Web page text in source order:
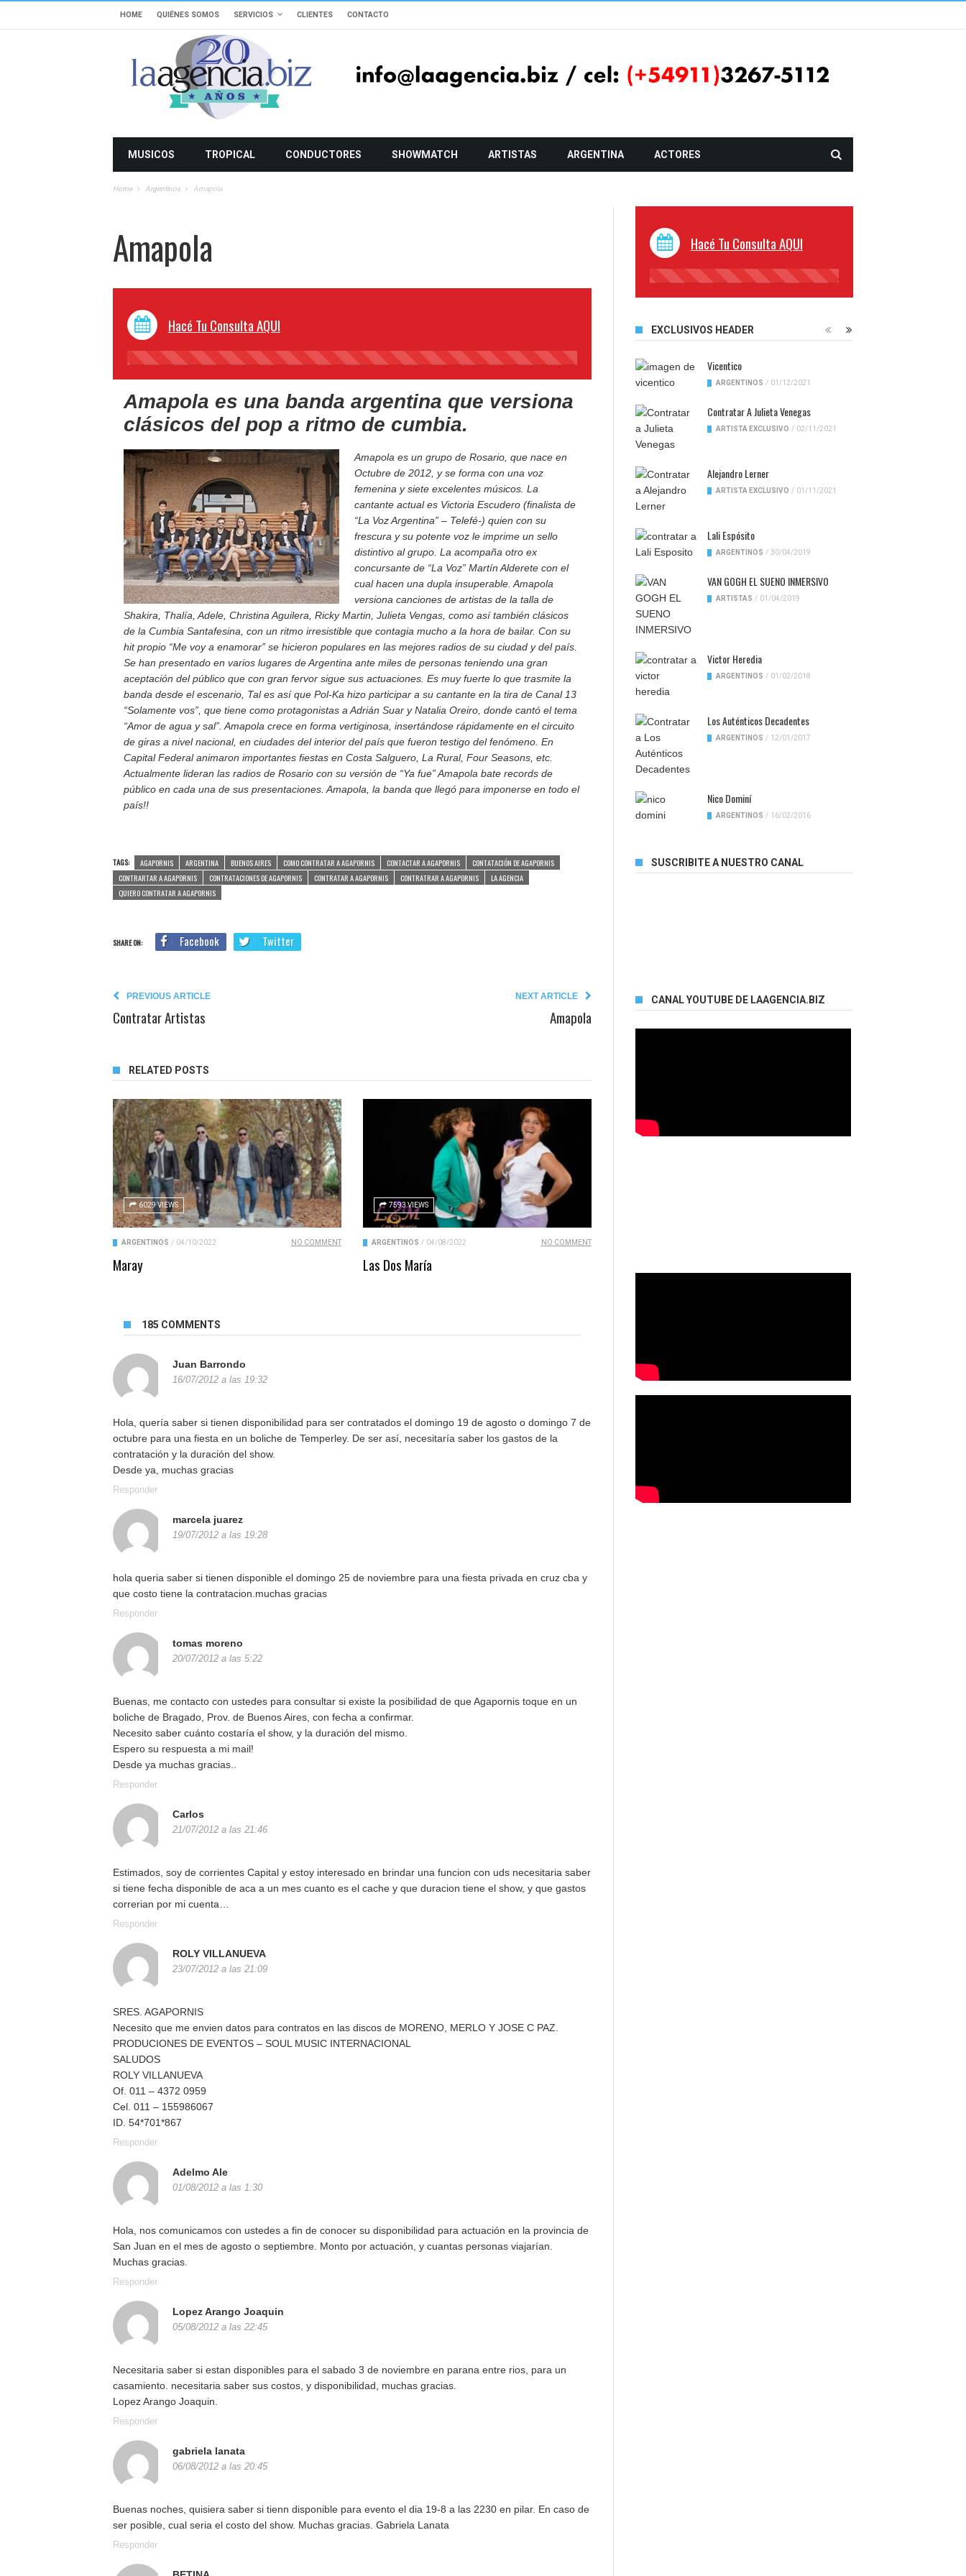
HOME QUIÉNES SOMOS SERVICIOS CLIENTES CONTACTO
MUSICOS TROPICAL CONDUCTORES SHOWMATCH ARTISTAS ARGENTINA ACTORES
Home Argentinos Amapola
Amapola
Hacé Tu Consulta AQUI
45%
Amapola es una banda argentina que versiona
clásicos del pop a ritmo de cumbia.
Amapola es un grupo de Rosario, que nace en
Octubre de 2012, y se forma con una voz
femenina y siete excelentes músicos. La
cantante actual es Victoria Escudero (finalista de
“La Voz Argentina” – Telefé-) quien con su
frescura y su potente voz le imprime un sello
distintivo al grupo. La acompaña otro ex
concursante de “La Voz” Martín Alderete con el
cual hacen una dupla insuperable. Amapola
versiona canciones de artistas de la talla de
Shakira, Thalía, Adele, Christina Aguilera, Ricky Martin, Julieta Vengas, como así también clásicos
de la Cumbia Santafesina, con un ritmo irresistible que contagia mucho a la hora de bailar. Con su
hit propio “Me voy a enamorar” se hicieron populares en las mejores radios de su ciudad y del país.
Se han presentado en varios lugares de Argentina ante miles de personas teniendo una gran
aceptación del público que con gran fervor sigue sus actuaciones. Es muy fuerte lo que trasmite la
banda desde el escenario, Tal es así que Pol-Ka hizo participar a su cantante en la tira de Canal 13
“Solamente vos”, que tiene como protagonistas a Adrián Suar y Natalia Oreiro, donde cantó el tema
“Amor de agua y sal”. Amapola crece en forma vertiginosa, insertándose rápidamente en el circuito
de giras a nivel nacional, en ciudades del interior del país que fueron testigo del fenómeno. En
Capital Federal animaron importantes fiestas en Costa Salguero, La Rural, Four Seasons, etc.
Actualmente lideran las radios de Rosario con su versión de “Ya fue” Amapola bate records de
público en cada una de sus presentaciones. Amapola, la banda que llegó para imponerse en todo el
país!!
TAGS: AGAPORNIS ARGENTINA BUENOS AIRES COMO CONTRATAR A AGAPORNIS CONTACTAR A AGAPORNIS
CONTATACIÓN DE AGAPORNIS
CONTRARTAR A AGAPORNIS
CONTRATACIONES DE AGAPORNIS CONTRATAR A AGAPORNIS CONTRATRAR A AGAPORNIS
LA AGENCIA
QUIERO CONTRATAR A AGAPORNIS
SHARE ON: Facebook Twitter
PREVIOUS ARTICLE
Contratar Artistas
NEXT ARTICLE
Amapola
RELATED POSTS
6029 VIEWS
ARGENTINOS / 04/10/2022 NO COMMENT
Maray
7593 VIEWS
ARGENTINOS / 04/08/2022 NO COMMENT
Las Dos María
185 COMMENTS
Juan Barrondo
16/07/2012 a las 19:32
Hola, quería saber si tienen disponibilidad para ser contratados el domingo 19 de agosto o domingo 7 de
octubre para una fiesta en un boliche de Temperley. De ser así, necesitaría saber los gastos de la
contratación y la duración del show.
Desde ya, muchas gracias
Responder
marcela juarez
19/07/2012 a las 19:28
hola queria saber si tienen disponible el domingo 25 de noviembre para una fiesta privada en cruz cba y
que costo tiene la contratacion.muchas gracias
Responder
tomas moreno
20/07/2012 a las 5:22
Buenas, me contacto con ustedes para consultar si existe la posibilidad de que Agapornis toque en un
boliche de Bragado, Prov. de Buenos Aires, con fecha a confirmar.
Necesito saber cuánto costaría el show, y la duración del mismo.
Espero su respuesta a mi mail!
Desde ya muchas gracias..
Responder
Carlos
21/07/2012 a las 21:46
Estimados, soy de corrientes Capital y estoy interesado en brindar una funcion con uds necesitaria saber
si tiene fecha disponible de aca a un mes cuanto es el cache y que duracion tiene el show, y que gastos
correrian por mi cuenta…
Responder
ROLY VILLANUEVA
23/07/2012 a las 21:09
SRES. AGAPORNIS
Necesito que me envien datos para contratos en las discos de MORENO, MERLO Y JOSE C PAZ.
PRODUCIONES DE EVENTOS – SOUL MUSIC INTERNACIONAL
SALUDOS
ROLY VILLANUEVA
Of. 011 – 4372 0959
Cel. 011 – 155986067
ID. 54*701*867
Responder
Adelmo Ale
01/08/2012 a las 1:30
Hola, nos comunicamos con ustedes a fin de conocer su disponibilidad para actuación en la provincia de
San Juan en el mes de agosto o septiembre. Monto por actuación, y cuantas personas viajarían.
Muchas gracias.
Responder
Lopez Arango Joaquin
05/08/2012 a las 22:45
Necesitaria saber si estan disponibles para el sabado 3 de noviembre en parana entre rios, para un
casamiento. necesitaria saber sus costos, y disponibilidad, muchas gracias.
Lopez Arango Joaquin.
Responder
gabriela lanata
06/08/2012 a las 20:45
Buenas noches, quisiera saber si tienn disponible para evento el dia 19-8 a las 2230 en pilar. En caso de
ser posible, cual seria el costo del show. Muchas gracias. Gabriela Lanata
Responder
Hacé Tu Consulta AQUI
45%
EXCLUSIVOS HEADER
Vicentico
ARGENTINOS / 01/12/2021
Contratar A Julieta Venegas
ARTISTA EXCLUSIVO / 02/11/2021
Alejandro Lerner
ARTISTA EXCLUSIVO / 01/11/2021
Lali Espósito
ARGENTINOS / 30/04/2019
VAN GOGH EL SUENO INMERSIVO
ARTISTAS / 01/04/2019
Victor Heredia
ARGENTINOS / 01/02/2018
Los Auténticos Decadentes
ARGENTINOS / 12/01/2017
Nico Dominí
ARGENTINOS / 16/02/2016
SUSCRIBITE A NUESTRO CANAL
CANAL YOUTUBE DE LAAGENCIA.BIZ